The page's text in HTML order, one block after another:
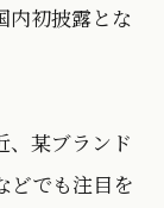
内初披露とな
、某ブランド
どでも注目を